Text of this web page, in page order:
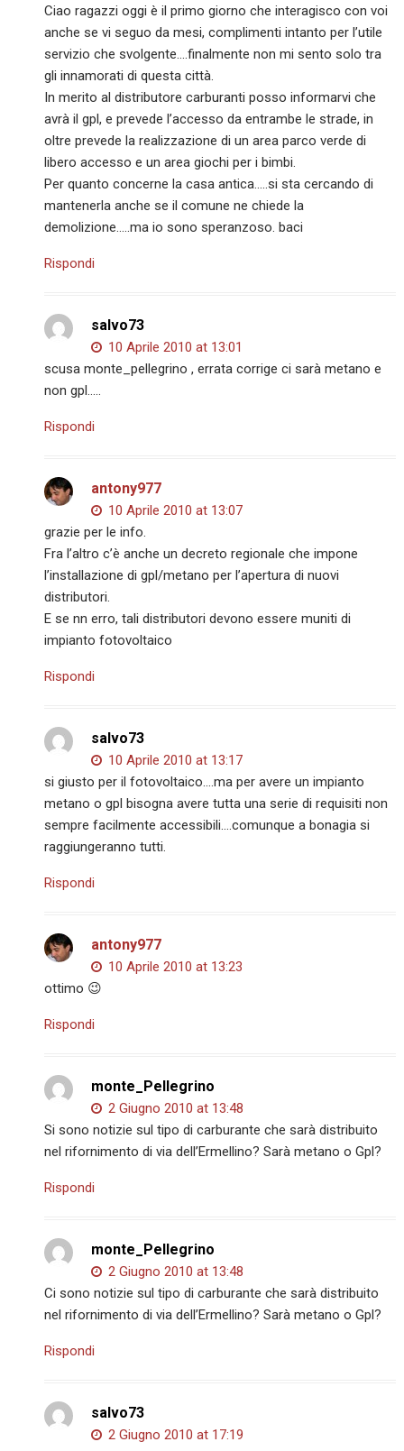
Ciao ragazzi oggi è il primo giorno che interagisco con voi
anche se vi seguo da mesi, complimenti intanto per l’utile
servizio che svolgente….finalmente non mi sento solo tra
gli innamorati di questa città.
In merito al distributore carburanti posso informarvi che
avrà il gpl, e prevede l’accesso da entrambe le strade, in
oltre prevede la realizzazione di un area parco verde di
libero accesso e un area giochi per i bimbi.
Per quanto concerne la casa antica…..si sta cercando di
mantenerla anche se il comune ne chiede la
demolizione…..ma io sono speranzoso. baci
Rispondi
salvo73
10 Aprile 2010 at 13:01
scusa monte_pellegrino , errata corrige ci sarà metano e
non gpl…..
Rispondi
antony977
10 Aprile 2010 at 13:07
grazie per le info.
Fra l’altro c’è anche un decreto regionale che impone
l’installazione di gpl/metano per l’apertura di nuovi
distributori.
E se nn erro, tali distributori devono essere muniti di
impianto fotovoltaico
Rispondi
salvo73
10 Aprile 2010 at 13:17
si giusto per il fotovoltaico….ma per avere un impianto
metano o gpl bisogna avere tutta una serie di requisiti non
sempre facilmente accessibili….comunque a bonagia si
raggiungeranno tutti.
Rispondi
antony977
10 Aprile 2010 at 13:23
ottimo 😉
Rispondi
monte_Pellegrino
2 Giugno 2010 at 13:48
Si sono notizie sul tipo di carburante che sarà distribuito
nel rifornimento di via dell’Ermellino? Sarà metano o Gpl?
Rispondi
monte_Pellegrino
2 Giugno 2010 at 13:48
Ci sono notizie sul tipo di carburante che sarà distribuito
nel rifornimento di via dell’Ermellino? Sarà metano o Gpl?
Rispondi
salvo73
2 Giugno 2010 at 17:19